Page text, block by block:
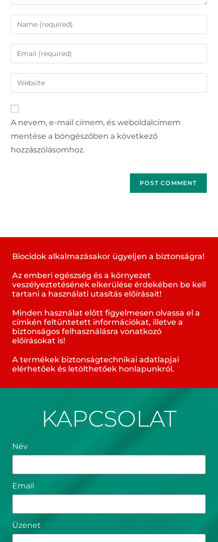
A nevem, e-mail címem, és weboldalcímem
mentése a böngészőben a következő
hozzászólásomhoz.
Biocidok alkalmazásakor ügyeljen a biztonságra!
Az emberi egészség és a környezet
veszélyeztetésének elkerülése érdekében be kell
tartani a használati utasítás előírásait!
Minden használat előtt figyelmesen olvassa el a
címkén feltüntetett információkat, illetve a
biztonságos felhasználásra vonatkozó
előírásokat is!
A termékek biztonságtechnikai adatlapjai
elérhetőek és letölthetőek honlapunkról.
KAPCSOLAT
Név
Email
Üzenet